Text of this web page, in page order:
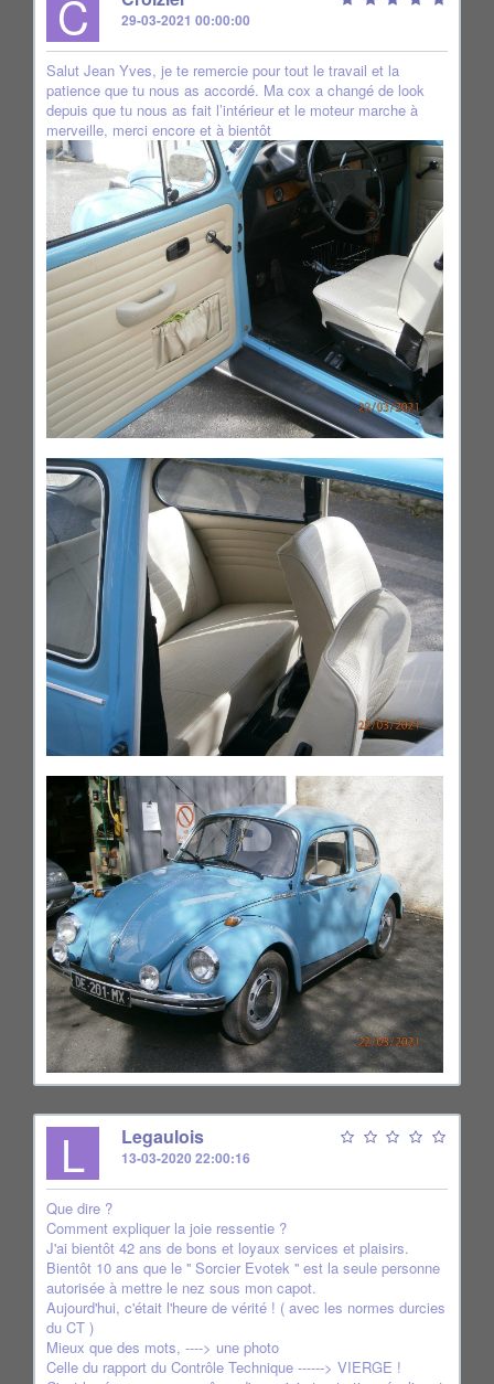
C 29-03-2021 00:00:00
Salut Jean Yves, je te remercie pour tout le travail et la
patience que tu nous as accordé. Ma cox a changé de look
depuis que tu nous as fait l’intérieur et le moteur marche à
merveille, merci encore et à bientôt
L Legaulois
13-03-2020 22:00:16
Que dire ?
Comment expliquer la joie ressentie ?
J'ai bientôt 42 ans de bons et loyaux services et plaisirs.
Bientôt 10 ans que le '' Sorcier Evotek '' est la seule personne
autorisée à mettre le nez sous mon capot.
Aujourd'hui, c'était l'heure de vérité ! ( avec les normes durcies
du CT )
Mieux que des mots, ----> une photo
Celle du rapport du Contrôle Technique ------> VIERGE !